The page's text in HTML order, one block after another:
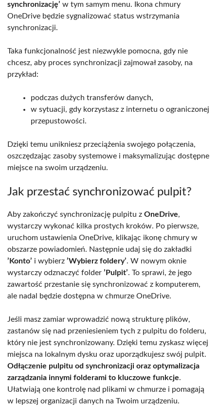
synchronizację’ w tym samym menu. Ikona chmury
OneDrive będzie sygnalizować status wstrzymania
synchronizacji.
Taka funkcjonalność jest niezwykle pomocna, gdy nie
chcesz, aby proces synchronizacji zajmował zasoby, na
przykład:
podczas dużych transferów danych,
w sytuacji, gdy korzystasz z internetu o ograniczonej
przepustowości.
Dzięki temu unikniesz przeciążenia swojego połączenia,
oszczędzając zasoby systemowe i maksymalizując dostępne
miejsce na swoim urządzeniu.
Jak przestać synchronizować pulpit?
Aby zakończyć synchronizację pulpitu z OneDrive,
wystarczy wykonać kilka prostych kroków. Po pierwsze,
uruchom ustawienia OneDrive, klikając ikonę chmury w
obszarze powiadomień. Następnie udaj się do zakładki
’Konto’ i wybierz ’Wybierz foldery’. W nowym oknie
wystarczy odznaczyć folder ’Pulpit’. To sprawi, że jego
zawartość przestanie się synchronizować z komputerem,
ale nadal będzie dostępna w chmurze OneDrive.
Jeśli masz zamiar wprowadzić nową strukturę plików,
zastanów się nad przeniesieniem tych z pulpitu do folderu,
który nie jest synchronizowany. Dzięki temu zyskasz więcej
miejsca na lokalnym dysku oraz uporządkujesz swój pulpit.
Odłączenie pulpitu od synchronizacji oraz optymalizacja
zarządzania innymi folderami to kluczowe funkcje.
Ułatwiają one kontrolę nad plikami w chmurze i pomagają
w lepszej organizacji danych na Twoim urządzeniu.